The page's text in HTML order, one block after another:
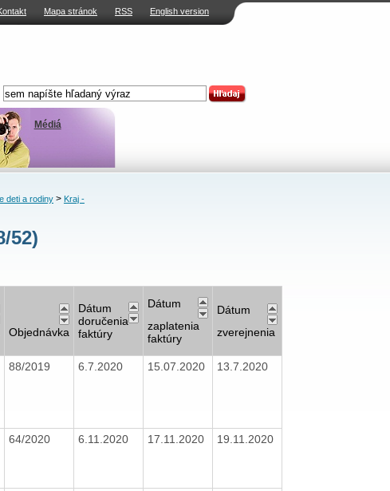
Mapa stránok RSS English version
Médiá
deti a rodiny> Kraj -
52)
Objednávka
Dátum
doručenia
faktúry
Dátum
zaplatenia
faktúry
Dátum
zverejnenia
88/2019 6.7.2020 15.07.2020 13.7.2020
64/2020 6.11.2020 17.11.2020 19.11.2020